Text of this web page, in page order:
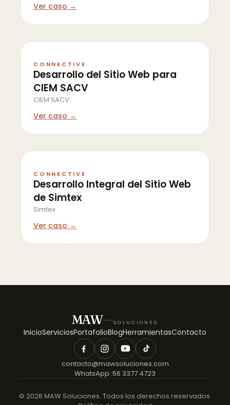
Ver caso →
CONNECTIVE
Desarrollo del Sitio Web para
CIEM SACV
CIEM SACV
Ver caso →
CONNECTIVE
Desarrollo Integral del Sitio Web
de Simtex
Simtex
Ver caso →
MAW SOLUCIONES
InicioServiciosPortafolioBlogHerramientasContacto
contacto@mawsoluciones.com
WhatsApp: 56 3377 4723
© 2026 MAW Soluciones. Todos los derechos reservados.